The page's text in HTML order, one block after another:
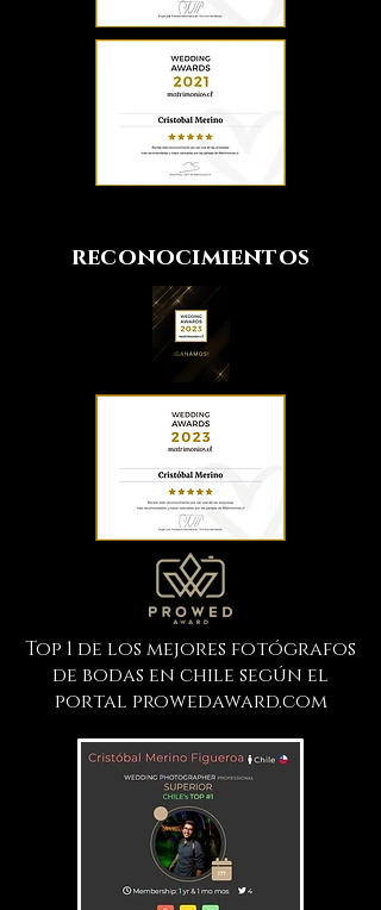
reconocimientos
Top 1 de los mejores fotógrafos
de bodas en chile según el
portal prowedaward.com